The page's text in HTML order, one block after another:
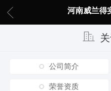
河南威兰得
公司简介
荣誉资质